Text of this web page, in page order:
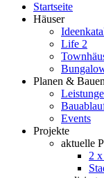
Startseite
Häuser
Life 2
Planen & Bauen
Events
Projekte
aktuelle
2